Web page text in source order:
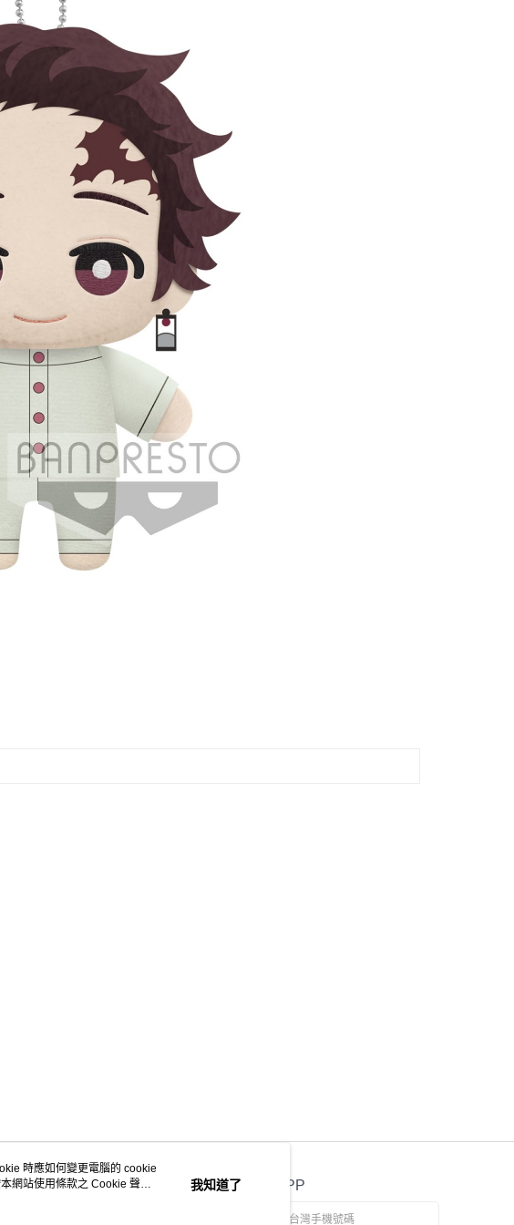
宅配-離島(澎湖/金門/馬祖)-木棉花樂園專用
每筆NT$220
黑貓宅配-貨到付款
每筆NT$150
✈️ 海外配送
資訊 官方APP
時應如何變更電腦的 cookie
網站使用條款之 Cookie 聲明
我知道了